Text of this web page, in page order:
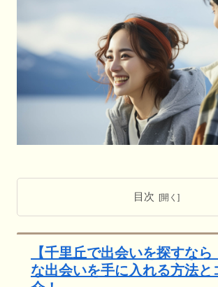
目次
【千里丘で出会いを探すな
な出会いを手に入れる方法と